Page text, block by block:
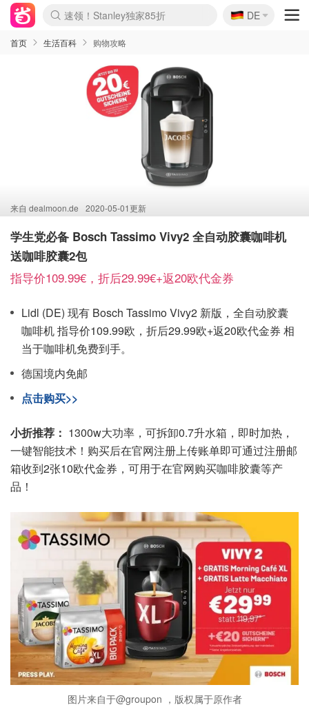
Boticinal 夏促开抢！
4折！lulu周四疯狂上新
还没结束！&OtherStories大促
Joybuy变相75折 随时失效
速领！Stanley独家85折
疑似霸哥！Camper额外叠85折
Zalando 奥莱闪促！每日更新
Moncler反季囤！5折起+叠9折
Coach Brooklyn仅€192
🇩🇪
DE
首页 生活百科 购物攻略
来自 dealmoon.de 2020-05-01更新
学生党必备 Bosch Tassimo Vivy2 全自动胶囊咖啡机
送咖啡胶囊2包
指导价109.99€，折后29.99€+返20欧代金券
Lidl (DE) 现有 Bosch Tassimo Vivy2 新版，全自动胶囊
咖啡机 指导价109.99欧，折后29.99欧+返20欧代金券 相
当于咖啡机免费到手。
德国境内免邮
点击购买>>
小折推荐： 1300w大功率，可拆卸0.7升水箱，即时加热，
一键智能技术！购买后在官网注册上传账单即可通过注册邮
箱收到2张10欧代金券，可用于在官网购买咖啡胶囊等产
品！
图片来自于@groupon ，版权属于原作者